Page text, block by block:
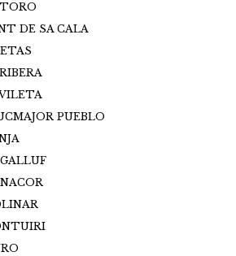
DE SA CALA
PUEBLO